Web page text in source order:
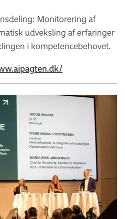
Monitorering af
udveksling af erfaringer
i kompetencebehovet.